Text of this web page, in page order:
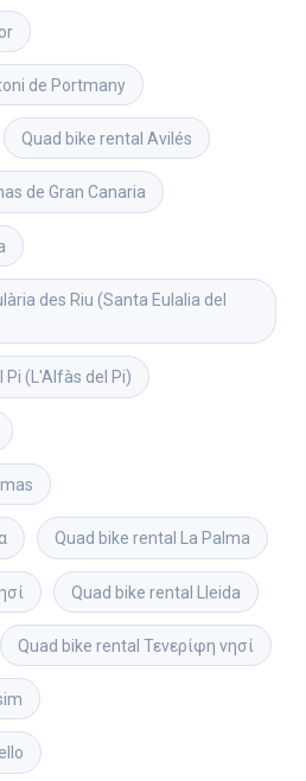
de Portmany
Quad bike rental Avilés
de Gran Canaria
des Riu (Santa Eulalia del
Pi (L'Alfàs del Pi)
Quad bike rental La Palma
Quad bike rental Lleida
Quad bike rental Τενερίφη νησί